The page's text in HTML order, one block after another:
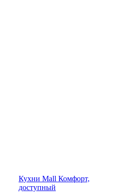
Кухни Mall Комфорт,
доступный